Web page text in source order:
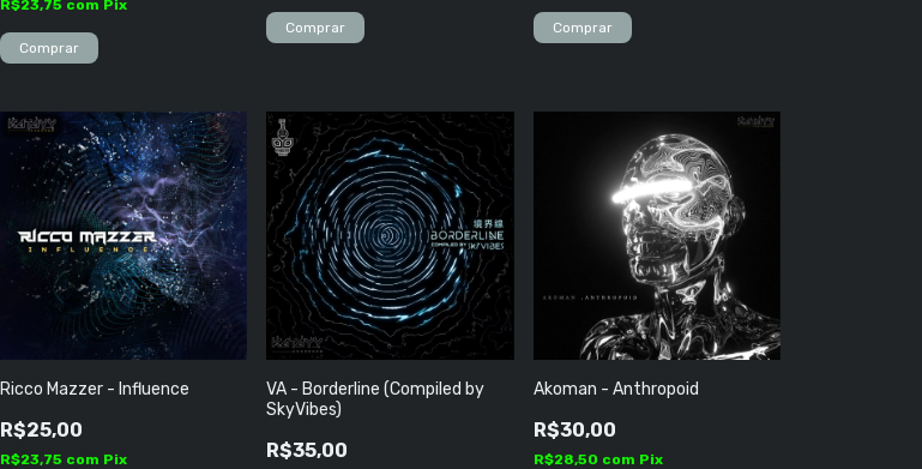
R$23,75 com Pix
Ricco Mazzer - Influence
R$25,00
R$23,75 com Pix
VA - Borderline (Compiled by
SkyVibes)
R$35,00
Akoman - Anthropoid
R$30,00
R$28,50 com Pix